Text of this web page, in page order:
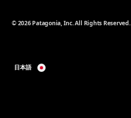
© 2026 Patagonia, Inc. All Rights Reserved.
日本語